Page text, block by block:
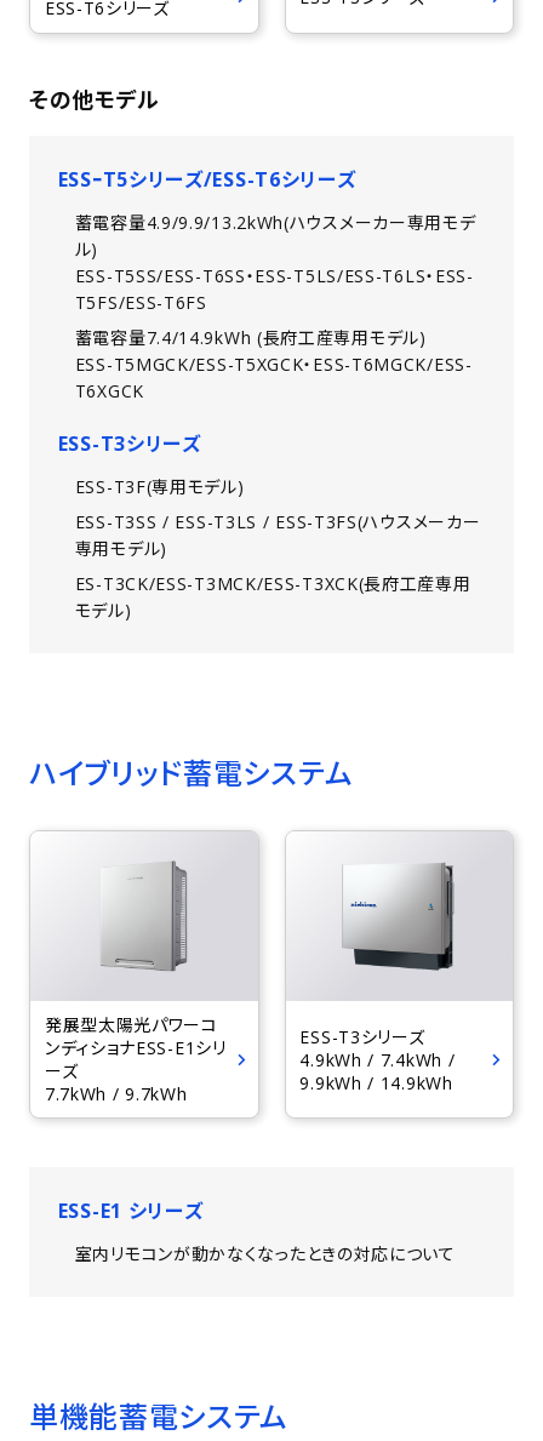
ESS-T6シリーズ
その他モデル
ESSｰT5シリーズ/ESS-T6シリーズ
蓄電容量4.9/9.9/13.2kWh(ハウスメーカー専用モデ
ル)
ESS-T5SS/ESS-T6SS・ESS-T5LS/ESS-T6LS・ESS-
T5FS/ESS-T6FS
蓄電容量7.4/14.9kWh (長府工産専用モデル)
ESS-T5MGCK/ESS-T5XGCK・ESS-T6MGCK/ESS-
T6XGCK
ESS-T3シリーズ
ESS-T3F(専用モデル)
ESS-T3SS / ESS-T3LS / ESS-T3FS(ハウスメーカー
専用モデル)
ES-T3CK/ESS-T3MCK/ESS-T3XCK(長府工産専用
モデル)
ハイブリッド蓄電システム
発展型太陽光パワーコ
ンディショナESS-E1シリ
ーズ
7.7kWh / 9.7kWh
ESS-T3シリーズ
4.9kWh / 7.4kWh /
9.9kWh / 14.9kWh
ESS-E1 シリーズ
室内リモコンが動かなくなったときの対応について
単機能蓄電システム